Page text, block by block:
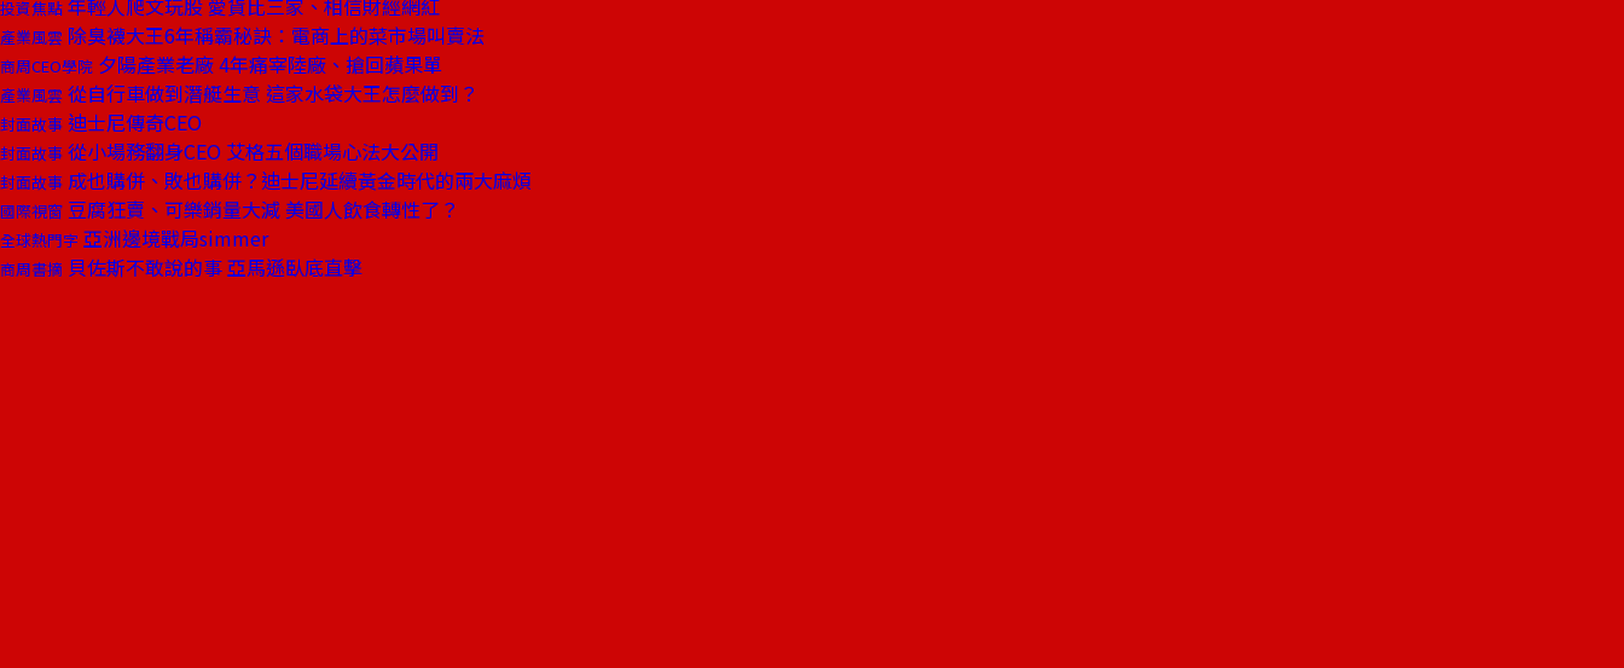
投資焦點 年輕人爬文玩股 愛貨比三家、相信財經網紅
產業風雲 除臭襪大王6年稱霸秘訣：電商上的菜市場叫賣法
商周CEO學院 夕陽產業老廠 4年痛宰陸廠、搶回蘋果單
產業風雲 從自行車做到潛艇生意 這家水袋大王怎麼做到？
封面故事 迪士尼傳奇CEO
封面故事 從小場務翻身CEO 艾格五個職場心法大公開
封面故事 成也購併、敗也購併？迪士尼延續黃金時代的兩大麻煩
國際視窗 豆腐狂賣、可樂銷量大減 美國人飲食轉性了？
全球熱門字 亞洲邊境戰局simmer
商周書摘 貝佐斯不敢說的事 亞馬遜臥底直擊